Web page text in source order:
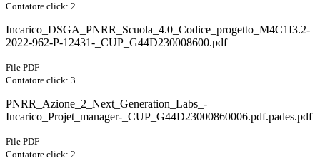
Contatore click: 2
Incarico_DSGA_PNRR_Scuola_4.0_Codice_progetto_M4C1I3.2-
2022-962-P-12431-_CUP_G44D230008600.pdf
File PDF
Contatore click: 3
PNRR_Azione_2_Next_Generation_Labs_-
Incarico_Projet_manager-_CUP_G44D23000860006.pdf.pades.pdf
File PDF
Contatore click: 2